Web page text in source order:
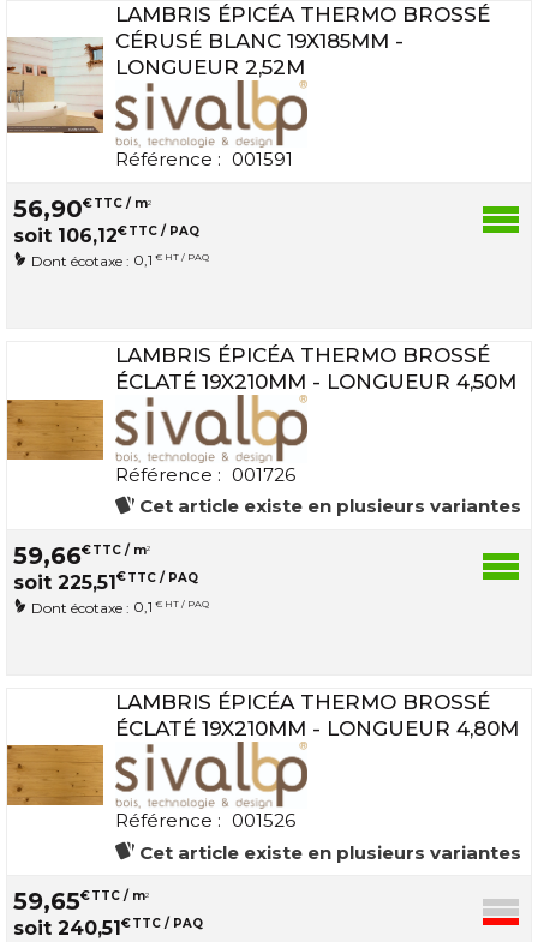
LAMBRIS ÉPICÉA THERMO BROSSÉ
CÉRUSÉ BLANC 19X185MM -
LONGUEUR 2,52M
Référence : 001591
56,90€TTC / m2
soit 106,12€TTC / PAQ
Dont écotaxe : 0,1 € HT / PAQ
LAMBRIS ÉPICÉA THERMO BROSSÉ
ÉCLATÉ 19X210MM - LONGUEUR 4,50M
Référence : 001726
Cet article existe en plusieurs variantes
59,66€TTC / m2
soit 225,51€TTC / PAQ
Dont écotaxe : 0,1 € HT / PAQ
LAMBRIS ÉPICÉA THERMO BROSSÉ
ÉCLATÉ 19X210MM - LONGUEUR 4,80M
Référence : 001526
Cet article existe en plusieurs variantes
59,65€TTC / m2
soit 240,51€TTC / PAQ